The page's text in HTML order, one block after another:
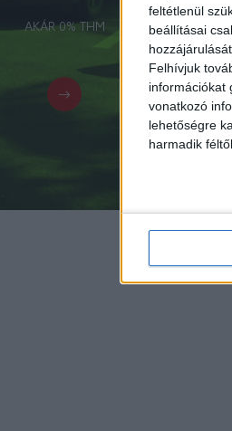
feltétlenül
beállításai
Felhívjuk
információkat
vonatkozó
lehetőségre
harmadik
AKÁR 0% THM